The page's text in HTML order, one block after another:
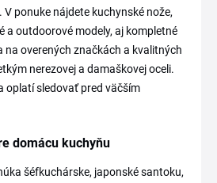
ponuke nájdete kuchynské nože,
a outdoorové modely, aj kompletné
na overených značkách a kvalitných
nerezovej a damaškovej oceli.
oplatí sledovať pred väčším
domácu kuchyňu
šéfkuchárske, japonské santoku,